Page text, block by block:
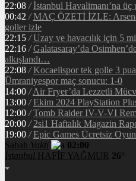
22:08 / İstanbul Havalimanı’na üç
00:42 / MAÇ ÖZETİ İZLE:
goller izle
22:15 / Uzay ve havacılık için 5
22:16 / Galatasaray’da
alkışlandı…
22:08 / Kocaelispor tek golle 3
Ümraniyespor maç sonucu: 1-0
14:00 / Air Fryer’da Lezzetli
13:00 / Ekim 2024 PlayStation
12:00 / Tomb Raider IV-V-VI
20:00 / 2si1 Haftalık Magazin
19:00 / Epic Games Ücretsiz Oyun
Sabah Vakti
02:00
İstanbul HAFİF YAĞMUR 26°